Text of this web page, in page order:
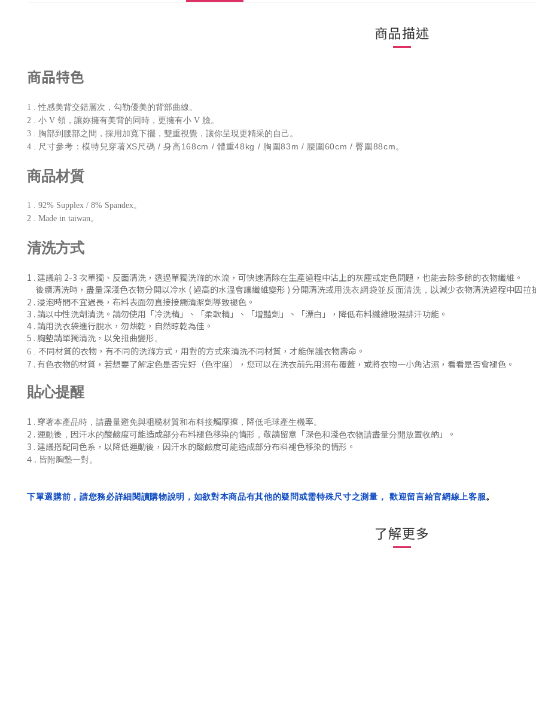
商品描述
商品特色
1 . 性感美背交錯層次，勾勒優美的背部曲線。
2 . 小 V 領，讓妳擁有美背的同時，更擁有小 V 臉。
3 . 胸部到腰部之間，採用加寬下擺，雙重視覺，讓你呈現更精采的自己。
4 . 尺寸參考：模特兒穿著XS尺碼 / 身高168cm / 體重48kg / 胸圍83m / 腰圍60cm / 臀圍88cm。
商品材質
1 . 92% Supplex / 8% Spandex。
2 . Made in taiwan。
清洗方式
1 . 建議前 2-3 次單獨、反面清洗 ， 透過單獨洗滌的水流，可快速清除在生產過程中沾上的灰塵或定色問題 ， 也能去除多餘的衣物纖維。
後續清洗時 ，盡量深淺色衣物分開以冷水 ( 過高的水溫會讓纖維變形 ) 分開清洗或用洗衣網袋並反面清洗 ， 以減少衣物清洗過程中因拉
2 . 浸泡時間不宜過長，布料表面勿直接接觸清潔劑導致褪色。
3 . 請以中性洗劑清洗。請勿使用「冷洗精」、「柔軟精」
、「增豔劑」 、「漂白」，降低布料纖維吸濕排汗功能 。
4 . 請用洗衣袋進行脫水，勿烘乾，自然晾乾為佳。
5 . 胸墊請單獨清洗，以免扭曲變形。
6 . 不同材質的衣物，有不同的洗滌方式，用對的方式來清洗不同材質，才能保護衣物壽命。
7 . 有色衣物的材質，若想要了解定色是否完好（色牢度），您可以在洗衣前先用濕布覆蓋，或將衣物一小角沾濕，看看是否會褪色 。
貼心提醒
1 . 穿著本產品時，請盡量避免與粗糙材質和布料接觸摩擦，降低毛球產生機率。
2 . 運動後， 因汗水的酸鹼度可能造成部分布料褪色移染的情形，敬請留意 「深色和淺色衣物請盡量分開放置收納 」 。
3 . 建議搭配同色系， 以降低運動後， 因汗水的酸鹼度可能造成部分布料褪色移染的情形 。
4 . 皆附胸墊一對。
下單選購前，請您務必詳細閱讀購物說明，如欲對本商品有其他的疑問或需特殊尺寸之測量， 歡迎留言給官網線上客服。
了解更多